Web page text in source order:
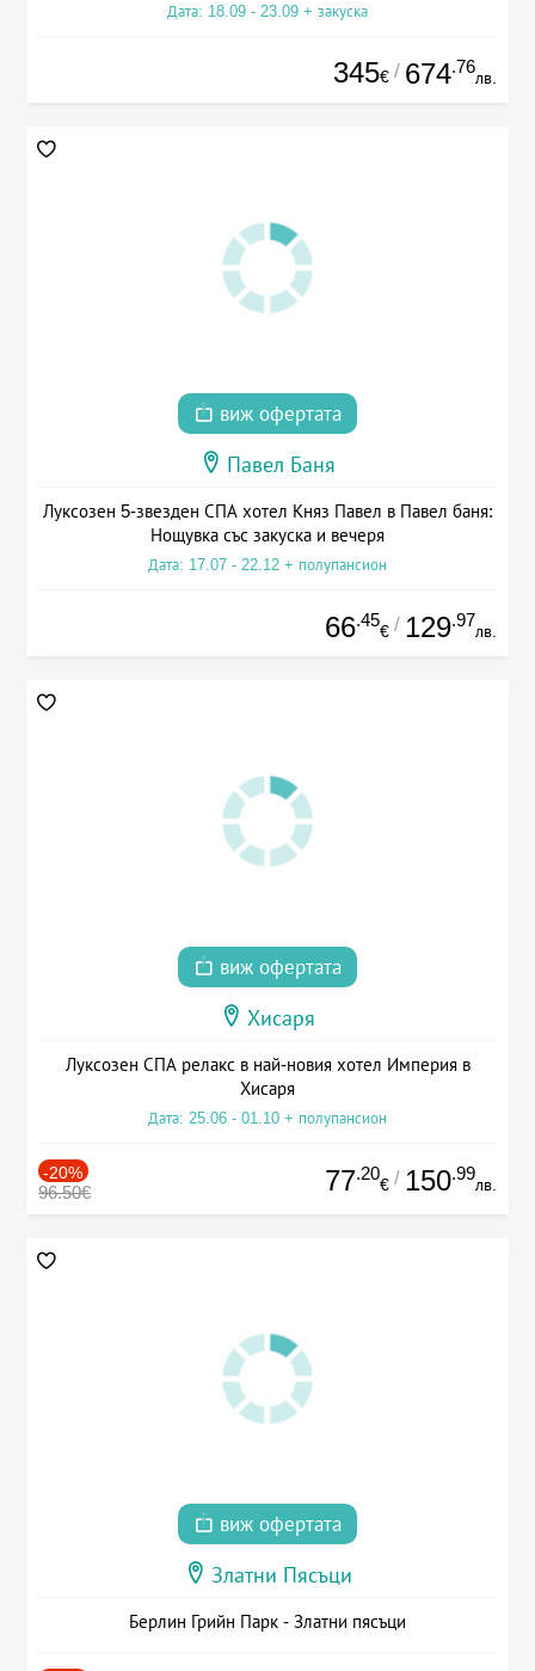
Дата: 18.09 - 23.09 + закуска
345€ / 674.76
лв.
виж офертата
Павел Баня
Луксозен 5-звезден СПА хотел Княз Павел в Павел баня:
Нощувка със закуска и вечеря
Дата: 17.07 - 22.12 + полупансион
66.45
€ / 129.97
лв.
виж офертата
Хисаря
Луксозен СПА релакс в най-новия хотел Империя в
Хисаря
Дата: 25.06 - 01.10 + полупансион
-20%
96.50€ 77.20
€ / 150.99
лв.
виж офертата
Златни Пясъци
Берлин Грийн Парк - Златни пясъци